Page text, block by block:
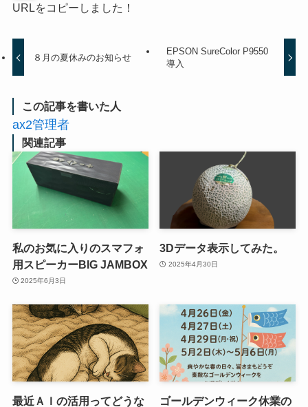
URLをコピーしました！
８月の夏休みのお知らせ
EPSON SureColor P9550
導入
この記事を書いた人
ax2管理者
関連記事
私のお気に入りのスマフォ
用スピーカーBIG JAMBOX
2025年6月3日
3Dデータ表示してみた。
2025年4月30日
最近ＡＩの活用ってどうな ゴールデンウィーク休業の